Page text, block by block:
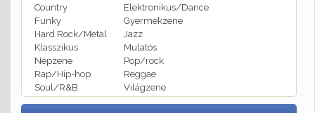
Country
Elektronikus/Dance
Funky
Gyermekzene
Hard Rock/Metal
Jazz
Klasszikus
Mulatós
Népzene
Pop/rock
Rap/Hip-hop
Reggae
Soul/R&B
Világzene